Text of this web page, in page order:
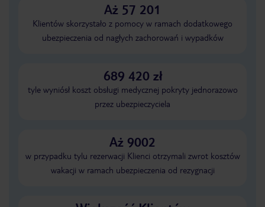
Aż 57 201
Klientów skorzystało z pomocy w ramach dodatkowego
ubezpieczenia od nagłych zachorowań i wypadków
689 420 zł
tyle wyniósł koszt obsługi medycznej pokryty jednorazowo
przez ubezpieczyciela
Aż 9002
w przypadku tylu rezerwacji Klienci otrzymali zwrot kosztów
wakacji w ramach ubezpieczenia od rezygnacji